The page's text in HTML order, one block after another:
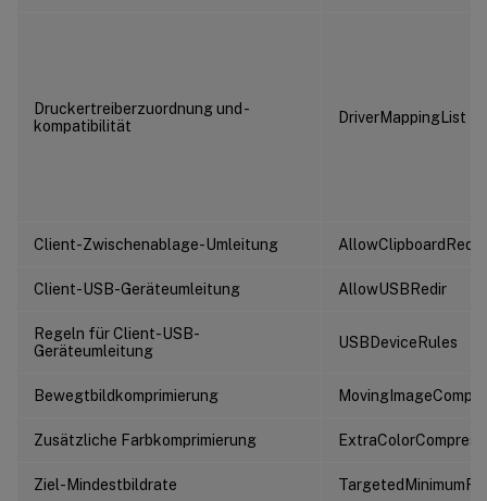
Druckertreiberzuordnung und -
kompatibilität
DriverMappingList
Client-Zwischenablage-Umleitung AllowClipboardRedir
Client-USB-Geräteumleitung AllowUSBRedir
Regeln für Client-USB-
Geräteumleitung
USBDeviceRules
Bewegtbildkomprimierung
Zusätzliche Farbkomprimierung
Ziel-Mindestbildrate